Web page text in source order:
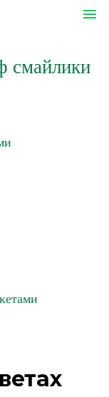
menu
смайлики